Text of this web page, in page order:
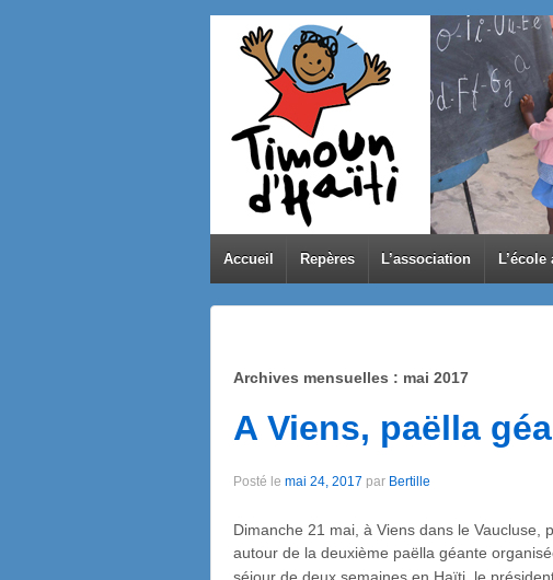
Accueil Repères L’association
Archives mensuelles : mai 2017
A Viens, paëlla
Posté le mai 24, 2017 par Bertille
Dimanche 21 mai, à Viens dans le
autour de la deuxième paëlla géante
séjour de deux semaines en Haïti, le